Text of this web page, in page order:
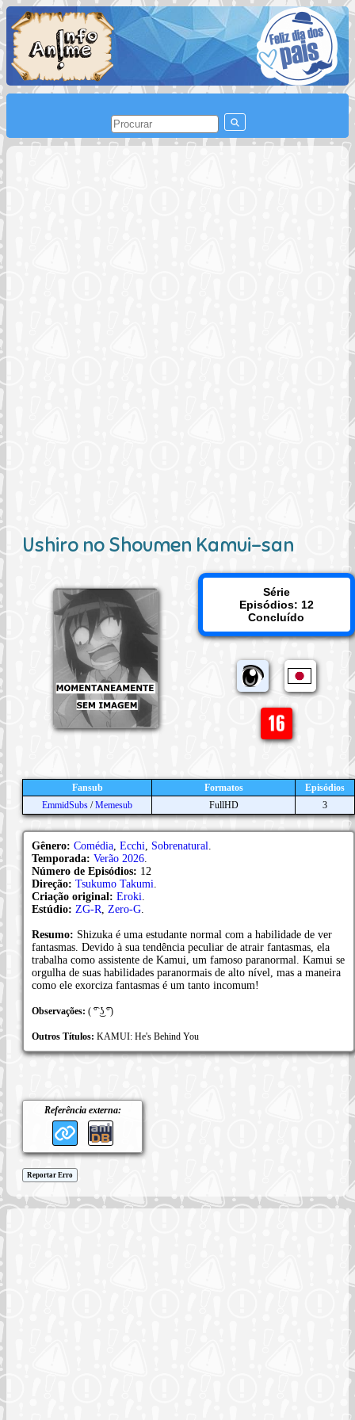
Ushiro no Shoumen Kamui-san
Série
Episódios: 12
Concluído
Fansub Formatos
Episódios
EmmidSubs /Memesub FullHD 3
Gênero: Comédia Ecchi Sobrenatural
Temporada: Verão 2026
Número de Episódios: 12
Direção: Tsukumo Takumi
Criação original: Eroki
Estúdio: ZG-R Zero-G
Resumo: Shizuka é uma estudante normal com a habilidade de ver
fantasmas. Devido à sua tendência peculiar de atrair fantasmas, ela
trabalha como assistente de Kamui, um famoso paranormal. Kamui se
orgulha de suas habilidades paranormais de alto nível, mas a maneira
como ele exorciza fantasmas é um tanto incomum!
Observações: ( ͡° ͜ʖ ͡°)
Outros Títulos: KAMUI: He's Behind You
Referência externa:
Reportar Erro